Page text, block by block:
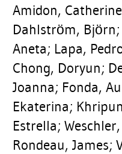
Amidon, Catherine
Dahlström, Björn
Aneta; Lapa,
Chong, Doryun;
Joanna; Fonda,
Ekaterina;
Estrella;
Rondeau, James;